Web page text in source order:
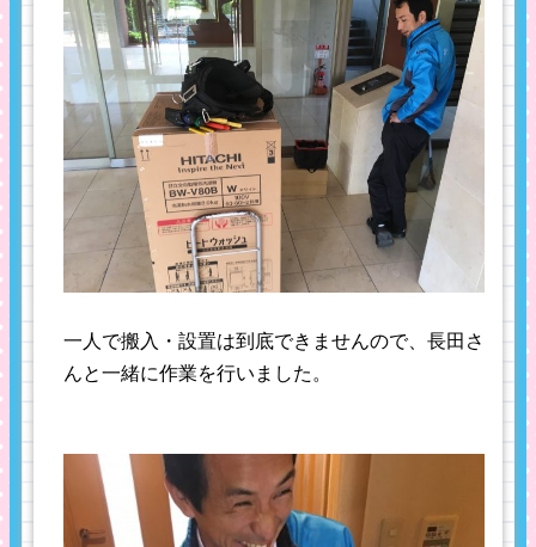
一人で搬入・設置は到底できませんので、長田さ
んと一緒に作業を行いました。